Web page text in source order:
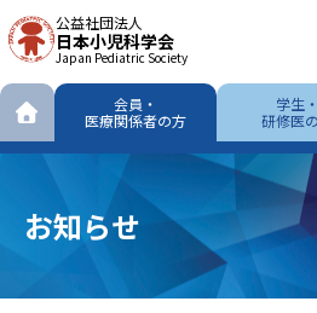
公益社団法人
日本小児科学会
Japan Pediatric Society
会員・
医療関係者の方
学生・
研修医
お知らせ